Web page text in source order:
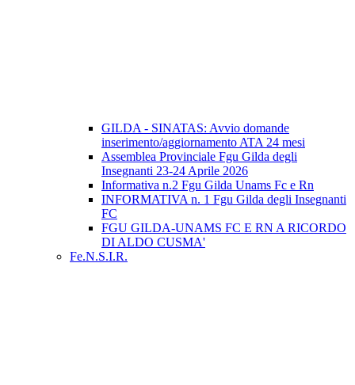
GILDA - SINATAS: Avvio domande
inserimento/aggiornamento ATA 24 mesi
Assemblea Provinciale Fgu Gilda degli
Insegnanti 23-24 Aprile 2026
Informativa n.2 Fgu Gilda Unams Fc e Rn
INFORMATIVA n. 1 Fgu Gilda degli Insegnanti
FC
FGU GILDA-UNAMS FC E RN A RICORDO
DI ALDO CUSMA'
Fe.N.S.I.R.